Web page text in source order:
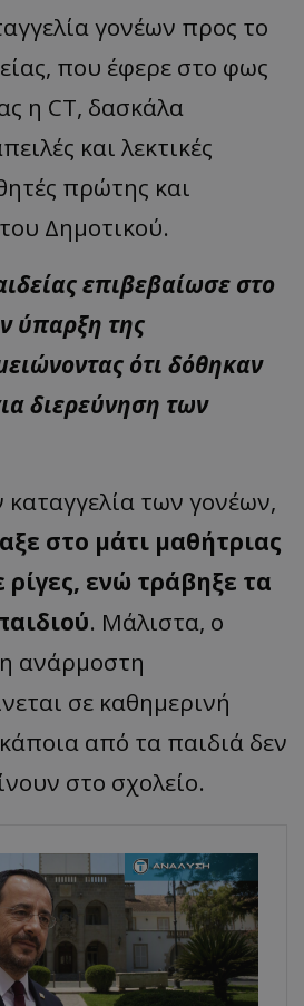
γονέων προς το
που έφερε στο φως
η CT, δασκάλα
και λεκτικές
πρώτης και
Δημοτικού.
επιβεβαίωσε στο
ύπαρξη της
ότι δόθηκαν
διερεύνηση των
των γονέων,
στο μάτι μαθήτριας
ενώ τράβηξε τα
. Μάλιστα, ο
ανάρμοστη
σε καθημερινή
από τα παιδιά δεν
στο σχολείο.